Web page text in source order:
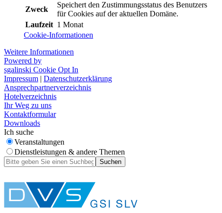
Zweck
Speichert den Zustimmungsstatus des Benutzers
für Cookies auf der aktuellen Domäne.
Laufzeit 1 Monat
Cookie-Informationen
Weitere Informationen
Powered by
sgalinski Cookie Opt In
Impressum | Datenschutzerklärung
Ansprechpartnerverzeichnis
Hotelverzeichnis
Ihr Weg zu uns
Kontaktformular
Downloads
Ich suche
Veranstaltungen
Dienstleistungen & andere Themen
Suchen